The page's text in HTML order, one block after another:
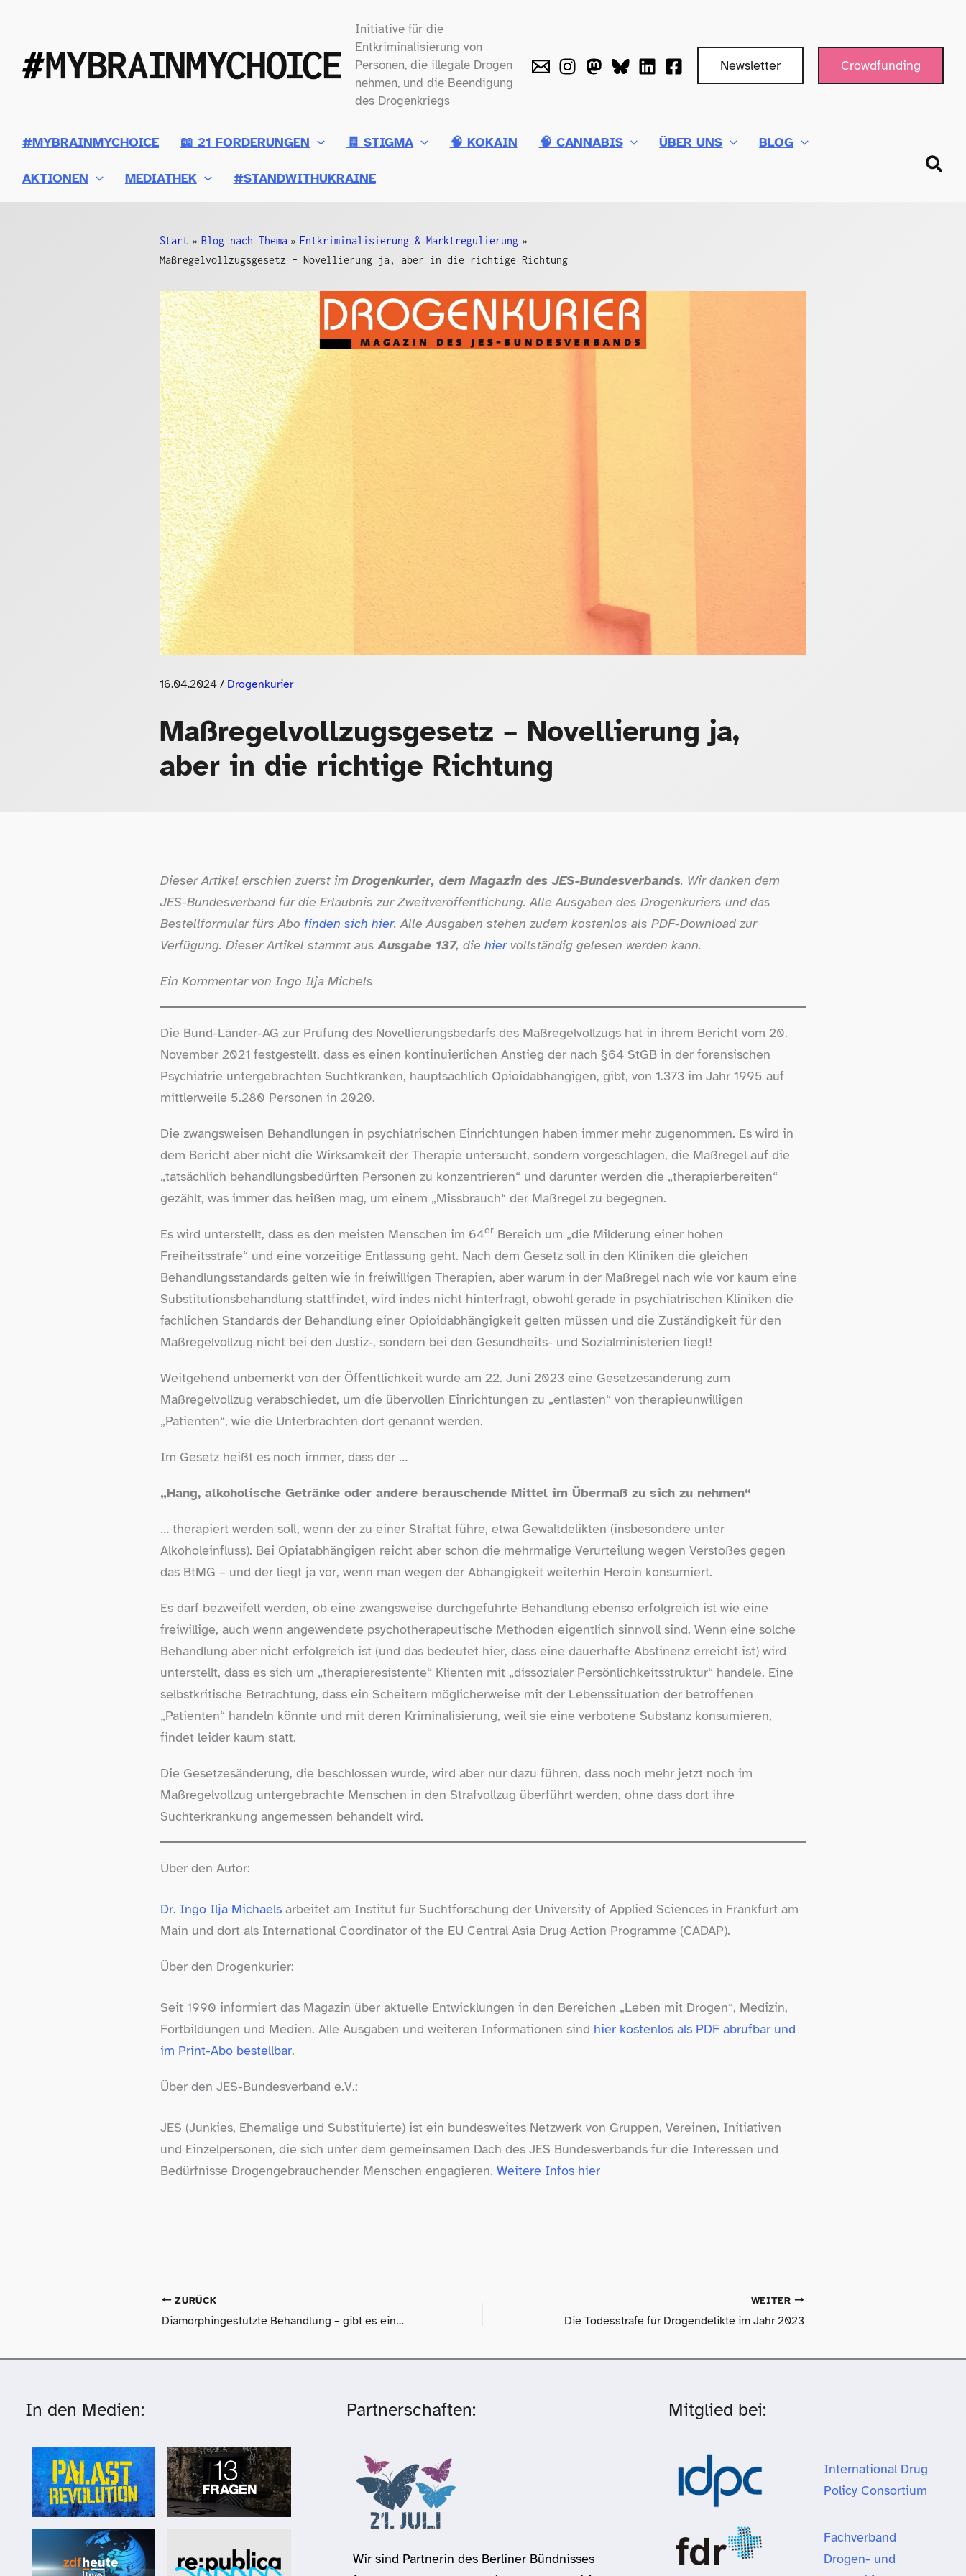
springen
Initiative für die
Entkriminalisierung von
Personen, die illegale Drogen
nehmen, und die Beendigung
des Drogenkriegs
Newsletter Crowdfunding
#MYBRAINMYCHOICE 📖 21 FORDERUNGEN 🧾 STIGMA 🧠 KOKAIN 🧠 CANNABIS ÜBER UNS BLOG
AKTIONEN MEDIATHEK #STANDWITHUKRAINE
Start Blog nach Thema
Entkriminalisierung & Marktregulierung
Maßregelvollzugsgesetz – Novellierung ja, aber in die richtige Richtung
16.04.2024 / Drogenkurier
Maßregelvollzugsgesetz – Novellierung ja,
aber in die richtige Richtung
Dieser Artikel erschien zuerst imDrogenkurier, dem Magazin des JES-​Bundesverbands. Wir danken dem
JES-​Bundesverband für die Erlaubnis zur Zweitveröffentlichung. Alle Ausgaben des Drogenkuriers und das
Bestellformular fürs Abo finden sich hier. Alle Ausgaben stehen zudem kostenlos als PDF-​Download zur
Verfügung. Dieser Artikel stammt ausAusgabe 137, die hiervollständig gelesen werden kann.
Ein Kommentar von Ingo Ilja Michels
Die Bund-​Länder-​AG zur Prüfung des Novellierungsbedarfs des Maßregelvollzugs hat in ihrem Bericht vom 20.
November 2021 festgestellt, dass es einen kontinuierlichen Anstieg der nach §64 StGB in der forensischen
Psychiatrie untergebrachten Suchtkranken, hauptsächlich Opioidabhängigen, gibt, von 1.373 im Jahr 1995 auf
mittlerweile 5.280 Personen in 2020.
Die zwangsweisen Behandlungen in psychiatrischen Einrichtungen haben immer mehr zugenommen. Es wird in
dem Bericht aber nicht die Wirksamkeit der Therapie untersucht, sondern vorgeschlagen, die Maßregel auf die
„tatsächlich behandlungsbedürften Personen zu konzentrieren“ und darunter werden die „therapierbereiten“
gezählt, was immer das heißen mag, um einem „Missbrauch“ der Maßregel zu begegnen.
Es wird unterstellt, dass es den meisten Menschen im 64er Bereich um „die Milderung einer hohen
Freiheitsstrafe“ und eine vorzeitige Entlassung geht. Nach dem Gesetz soll in den Kliniken die gleichen
Behandlungsstandards gelten wie in freiwilligen Therapien, aber warum in der Maßregel nach wie vor kaum eine
Substitutionsbehandlung stattfindet, wird indes nicht hinterfragt, obwohl gerade in psychiatrischen Kliniken die
fachlichen Standards der Behandlung einer Opioidabhängigkeit gelten müssen und die Zuständigkeit für den
Maßregelvollzug nicht bei den Justiz‑, sondern bei den Gesundheits- und Sozialministerien liegt!
Weitgehend unbemerkt von der Öffentlichkeit wurde am 22. Juni 2023 eine Gesetzesänderung zum
Maßregelvollzug verabschiedet, um die übervollen Einrichtungen zu „entlasten“ von therapieunwilligen
„Patienten“, wie die Unterbrachten dort genannt werden.
Im Gesetz heißt es noch immer, dass der …
„Hang, alkoholische Getränke oder andere berauschende Mittel im Übermaß zu sich zu nehmen“
… therapiert werden soll, wenn der zu einer Straftat führe, etwa Gewaltdelikten (insbesondere unter
Alkoholeinfluss). Bei Opiatabhängigen reicht aber schon die mehrmalige Verurteilung wegen Verstoßes gegen
das BtMG – und der liegt ja vor, wenn man wegen der Abhängigkeit weiterhin Heroin konsumiert.
Es darf bezweifelt werden, ob eine zwangsweise durchgeführte Behandlung ebenso erfolgreich ist wie eine
freiwillige, auch wenn angewendete psychotherapeutische Methoden eigentlich sinnvoll sind. Wenn eine solche
Behandlung aber nicht erfolgreich ist (und das bedeutet hier, dass eine dauerhafte Abstinenz erreicht ist) wird
unterstellt, dass es sich um „therapieresistente“ Klienten mit „dissozialer Persönlichkeitsstruktur“ handele. Eine
selbstkritische Betrachtung, dass ein Scheitern möglicherweise mit der Lebenssituation der betroffenen
„Patienten“ handeln könnte und mit deren Kriminalisierung, weil sie eine verbotene Substanz konsumieren,
findet leider kaum statt.
Die Gesetzesänderung, die beschlossen wurde, wird aber nur dazu führen, dass noch mehr jetzt noch im
Maßregelvollzug untergebrachte Menschen in den Strafvollzug überführt werden, ohne dass dort ihre
Suchterkrankung angemessen behandelt wird.
Über den Autor:
Dr. Ingo Ilja Michaels arbeitet am Institut für Suchtforschung der University of Applied Sciences in Frankfurt am
Main und dort als International Coordinator of the EU Central Asia Drug Action Programme (CADAP).
Über den Drogenkurier:
Seit 1990 informiert das Magazin über aktuelle Entwicklungen in den Bereichen „Leben mit Drogen“, Medizin,
Fortbildungen und Medien. Alle Ausgaben und weiteren Informationen sind hier kostenlos als PDF abrufbar und
im Print-​Abo bestellbar.
Über den JES-​Bundesverband e.V.:
JES (Junkies, Ehemalige und Substituierte) ist ein bundesweites Netzwerk von Gruppen, Vereinen, Initiativen
und Einzelpersonen, die sich unter dem gemeinsamen Dach des JES Bundesverbands für die Interessen und
Bedürfnisse Drogengebrauchender Menschen engagieren. Weitere Infos hier
ZURÜCK
Diamorphingestützte Behandlung – gibt es ein Kooperationsverbot?
WEITER
Die Todesstrafe für Drogendelikte im Jahr 2023
In den Medien: Partnerschaften:
Wir sind Partnerin des Berliner Bündnisses
Mitglied bei:
International Drug
Policy Consortium
Fachverband
Drogen- und